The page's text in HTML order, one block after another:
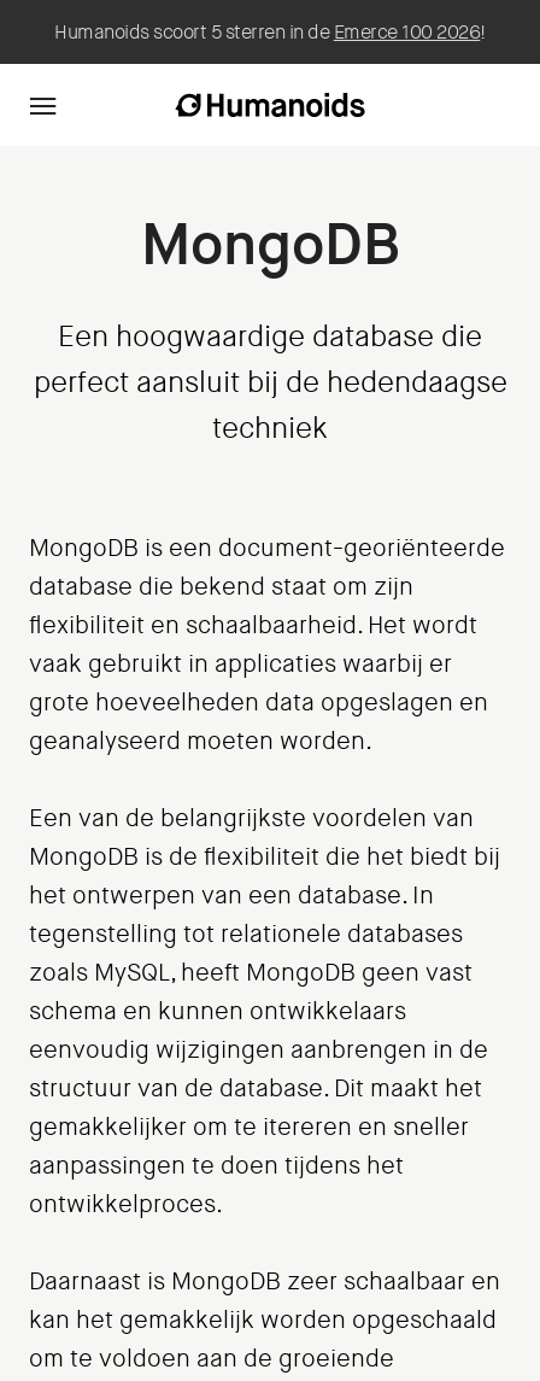
Humanoids scoort 5 sterren in deEmerce 100 2026!
MongoDB
Een hoogwaardige database die
perfect aansluit bij de hedendaagse
techniek
MongoDB is een document-georiënteerde
database die bekend staat om zijn
flexibiliteit en schaalbaarheid. Het wordt
vaak gebruikt in applicaties waarbij er
grote hoeveelheden data opgeslagen en
geanalyseerd moeten worden.
Een van de belangrijkste voordelen van
MongoDB is de flexibiliteit die het biedt bij
het ontwerpen van een database. In
tegenstelling tot relationele databases
zoals MySQL, heeft MongoDB geen vast
schema en kunnen ontwikkelaars
eenvoudig wijzigingen aanbrengen in de
structuur van de database. Dit maakt het
gemakkelijker om te itereren en sneller
aanpassingen te doen tijdens het
ontwikkelproces.
Daarnaast is MongoDB zeer schaalbaar en
kan het gemakkelijk worden opgeschaald
om te voldoen aan de groeiende